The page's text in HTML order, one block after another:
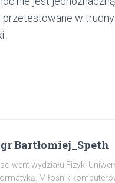
przetestowane w
Bartłomiej_Speth
wydziału Fizyki
Miłośnik